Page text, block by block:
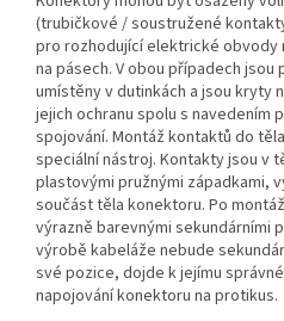
(trubičkové / soustružené
pro rozhodující elektrické
na pásech. V obou případech
umístěny v dutinkách a jsou kryty
jejich ochranu spolu s navedením
spojování. Montáž kontaktů do
speciální nástroj. Kontakty jsou v
plastovými pružnými západkami,
součást těla konektoru. Po
výrazně barevnými sekundárními
výrobě kabeláže nebude
své pozice, dojde k jejímu
napojování konektoru na protikus.